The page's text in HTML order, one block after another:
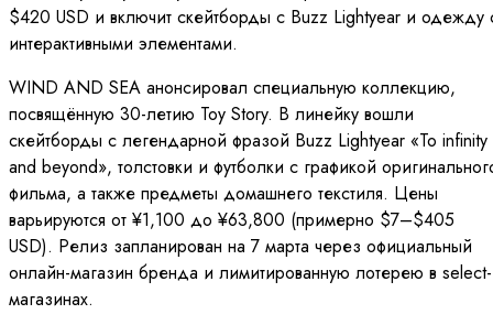
$420 USD и включит скейтборды с Buzz Lightyear и одежду
интерактивными элементами.
WIND AND SEA анонсировал специальную коллекцию,
посвящённую 30-летию Toy Story. В линейку вошли
скейтборды с легендарной фразой Buzz Lightyear «To infinity
and beyond», толстовки и футболки с графикой
фильма, а также предметы домашнего текстиля. Цены
варьируются от ¥1,100 до ¥63,800 (примерно $7–$405
USD). Релиз запланирован на 7 марта через официальный
онлайн-магазин бренда и лимитированную лотерею в select-
магазинах.